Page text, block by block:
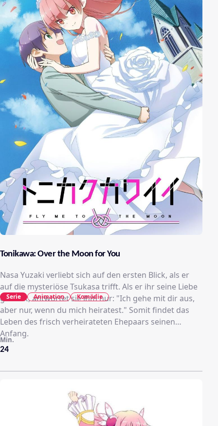
Tonikawa: Over the Moon for You
Nasa Yuzaki verliebt sich auf den ersten Blick, als er
auf die mysteriöse Tsukasa trifft. Als er ihr seine Liebe
gesteht, antwortet sie ihm nur: "Ich gehe mit dir aus,
aber nur, wenn du mich heiratest." Somit findet das
Leben des frisch verheirateten Ehepaars seinen
Anfang.
24
Min.
Serie Animation Komödie